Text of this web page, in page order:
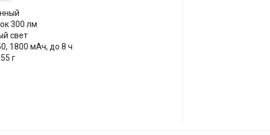
300 лм
свет
1800 мАч, до 8 ч
г